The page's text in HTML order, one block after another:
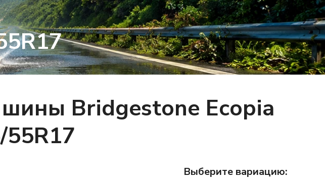
Bridgestone Ecopia
55R17
Выберите вариацию: